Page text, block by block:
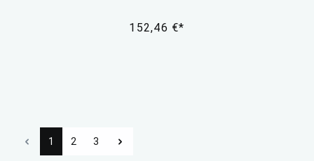
152,46 €*
1 2 3